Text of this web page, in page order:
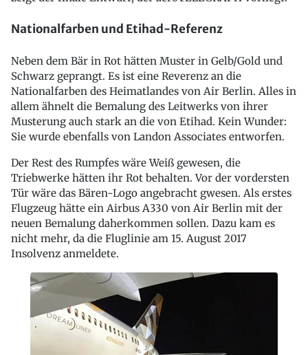
Nationalfarben und Etihad-Referenz
Neben dem Bär in Rot hätten Muster in Gelb/Gold und
Schwarz geprangt. Es ist eine Reverenz an die
Nationalfarben des Heimatlandes von Air Berlin. Alles in
allem ähnelt die Bemalung des Leitwerks von ihrer
Musterung auch stark an die von Etihad. Kein Wunder:
Sie wurde ebenfalls von Landon Associates entworfen.
Der Rest des Rumpfes wäre Weiß gewesen, die
Triebwerke hätten ihr Rot behalten. Vor der vordersten
Tür wäre das Bären-Logo angebracht gwesen. Als erstes
Flugzeug hätte ein Airbus A330 von Air Berlin mit der
neuen Bemalung daherkommen sollen. Dazu kam es
nicht mehr, da die Fluglinie am 15. August 2017
Insolvenz anmeldete.